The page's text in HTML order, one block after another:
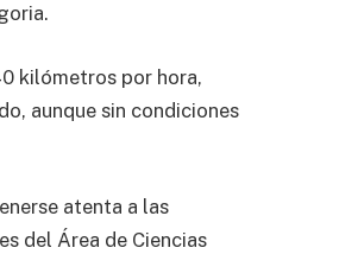
kilómetros por hora,
aunque sin condiciones
atenta a las
del Área de Ciencias